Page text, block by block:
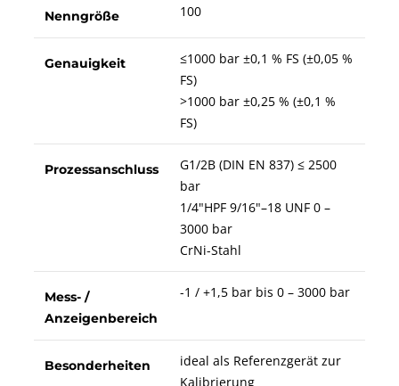
Nenngröße 100
Genauigkeit
≤1000 bar ±0,1 % FS (±0,05 %
FS)
>1000 bar ±0,25 % (±0,1 %
FS)
Prozessanschluss
G1/2B (DIN EN 837) ≤ 2500
bar
1/4"HPF 9/16"–18 UNF 0 –
3000 bar
CrNi-Stahl
Mess- /
Anzeigenbereich
-1 / +1,5 bar bis 0 – 3000 bar
Besonderheiten
ideal als Referenzgerät zur
Kalibrierung